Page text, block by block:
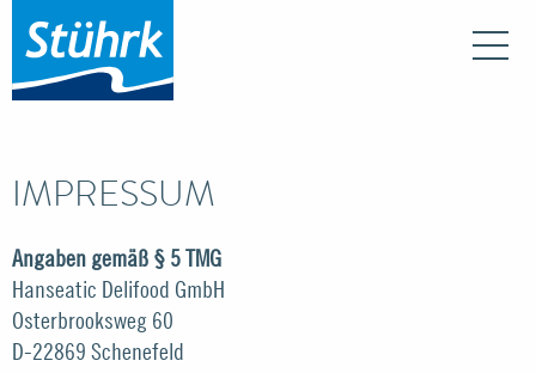
IMPRESSUM
Angaben gemäß § 5 TMG
Hanseatic Delifood GmbH
Osterbrooksweg 60
D-22869 Schenefeld